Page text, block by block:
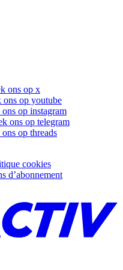
ons op x
ons op youtube
op instagram
ons op telegram
op threads
cookies
d’abonnement